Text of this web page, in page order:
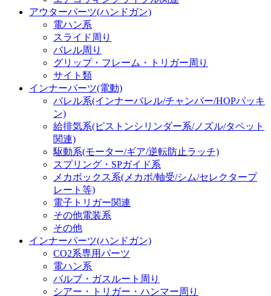
アウターパーツ(ハンドガン)
電ハン系
スライド周り
バレル周り
グリップ・フレーム・トリガー周り
サイト類
インナーパーツ(電動)
バレル系(インナーバレル/チャンバー/HOPパッキ
ン)
給排気系(ピストンシリンダー系/ノズル/タペット
関連)
駆動系(モーター/ギア/逆転防止ラッチ)
スプリング・SPガイド系
メカボックス系(メカボ/軸受/シム/セレクタープ
レート等)
電子トリガー関連
その他電装系
その他
インナーパーツ(ハンドガン)
CO2系専用パーツ
電ハン系
バルブ・ガスルート周り
シアー・トリガー・ハンマー周り